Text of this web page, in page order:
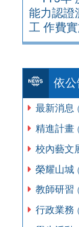
能力認證
工 作費實
依
最新消息
精進計畫
校內藝文
榮耀山城
教師研習
行政業務